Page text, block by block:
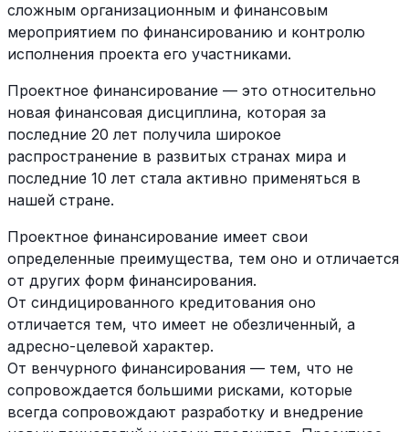
сложным организационным и финансовым
мероприятием по финансированию и контролю
исполнения проекта его участниками.
Проектное финансирование — это относительно
новая финансовая дисциплина, которая за
последние 20 лет получила широкое
распространение в развитых странах мира и
последние 10 лет стала активно применяться в
нашей стране.
Проектное финансирование имеет свои
определенные преимущества, тем оно и отличается
от других форм финансирования.
От синдицированного кредитования оно
отличается тем, что имеет не обезличенный, а
адресно-целевой характер.
От венчурного финансирования — тем, что не
сопровождается большими рисками, которые
всегда сопровождают разработку и внедрение